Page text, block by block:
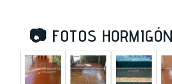
📷 FOTOS